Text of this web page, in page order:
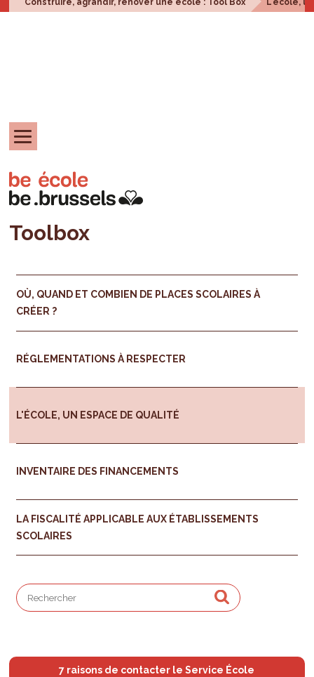
Construire, agrandir, rénover une école : Tool Box L'école,
Toolbox
OÙ, QUAND ET COMBIEN DE PLACES SCOLAIRES À
CRÉER ?
RÉGLEMENTATIONS À RESPECTER
L'ÉCOLE, UN ESPACE DE QUALITÉ
INVENTAIRE DES FINANCEMENTS
LA FISCALITÉ APPLICABLE AUX ÉTABLISSEMENTS
SCOLAIRES
7 raisons de contacter le Service École